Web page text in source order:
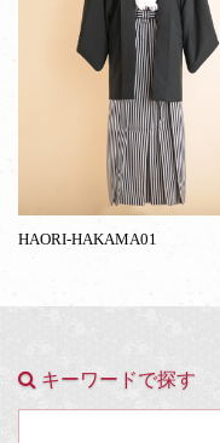
HAORI-HAKAMA01
キーワードで探す